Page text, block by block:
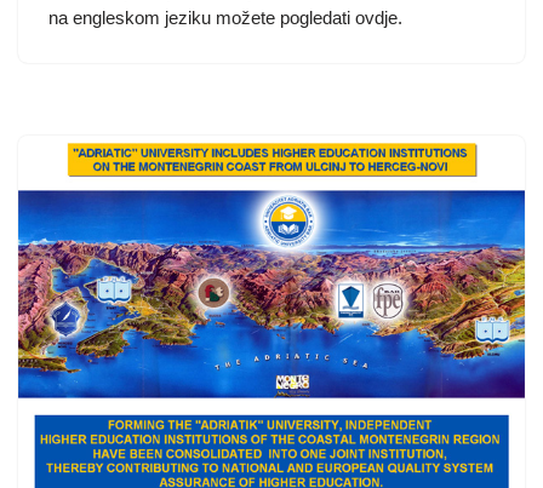
na engleskom jeziku možete pogledati ovdje.